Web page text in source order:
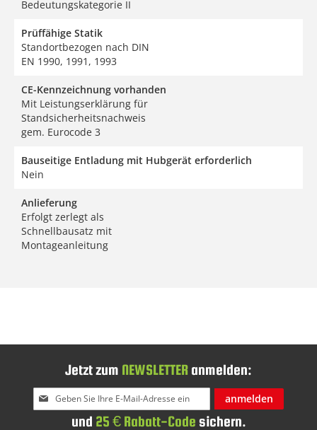
Bedeutungskategorie II
Prüffähige Statik
Standortbezogen nach DIN
EN 1990, 1991, 1993
CE-Kennzeichnung vorhanden
Mit Leistungserklärung für
Standsicherheitsnachweis
gem. Eurocode 3
Bauseitige Entladung mit Hubgerät erforderlich
Nein
Anlieferung
Erfolgt zerlegt als
Schnellbausatz mit
Montageanleitung
Jetzt zum NEWSLETTER anmelden:
Melden
Sie
anmelden
und 25 € Rabatt-Code sichern.